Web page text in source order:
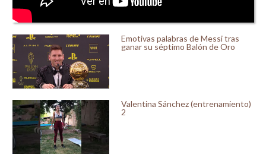
Emotivas palabras de Messi tras
ganar su séptimo Balón de Oro
Valentina Sánchez (entrenamiento)
2